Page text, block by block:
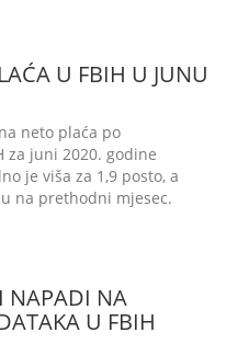
U FBIH U JUNU
neto plaća po
za juni 2020. godine
je viša za 1,9 posto, a
na prethodni mjesec.
NAPADI NA
U FBIH